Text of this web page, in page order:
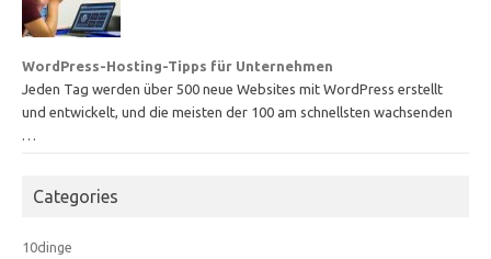
WordPress-Hosting-Tipps für Unternehmen
Jeden Tag werden über 500 neue Websites mit WordPress erstellt
und entwickelt, und die meisten der 100 am schnellsten wachsenden
Categories
10dinge